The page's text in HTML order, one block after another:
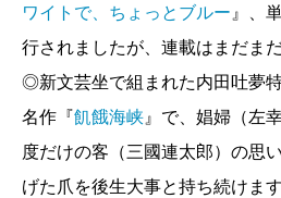
小川 糸『 あつあつを召し
吉本ばなな『 キッチン』
サン=テグジュペリ、河野
さま 』
京極夏彦『今昔百鬼拾遺 天
ワイトで、ちょっとブルー 』、
行されましたが、連載はまだま
◎新文芸坐で組まれた内田吐夢
名作『飢餓海峡 』で、娼婦（左
度だけの客（三國連太郎）の思
げた爪を後生大事と持ち続けま